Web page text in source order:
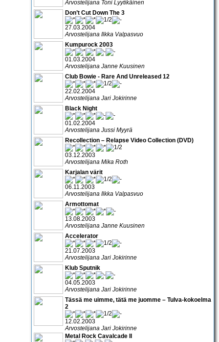
Arvostelijana Toni Lyytikäinen
Don’t Cut Down The 3
27.03.2004
Arvostelijana Ilkka Valpasvuo
Kumpurock 2003
01.03.2004
Arvostelijana Janne Kuusinen
Club Bowie - Rare And Unreleased 12
22.02.2004
Arvostelijana Jari Jokirinne
Black Night
01.02.2004
Arvostelijana Jussi Myyrä
Recollection – Relapse Video Collection (DVD)
03.12.2003
Arvostelijana Mika Roth
Karjalan värit
06.11.2003
Arvostelijana Ilkka Valpasvuo
Armottomat
13.08.2003
Arvostelijana Janne Kuusinen
Accelerator
21.07.2003
Arvostelijana Jari Jokirinne
Klub Sputnik
04.05.2003
Arvostelijana Jari Jokirinne
Tässä me uimme, tätä me juomme – Tulva-kokoelma
2
12.02.2003
Arvostelijana Jari Jokirinne
Metal Rock Cavalcade II